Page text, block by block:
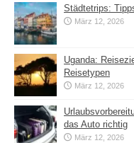
Städtetrips:
März 12, 2026
Uganda:
Reisetypen
März 12, 2026
das Auto richtig
März 12, 2026